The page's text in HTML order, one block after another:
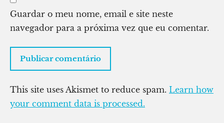
Guardar o meu nome, email e site neste
navegador para a próxima vez que eu comentar.
This site uses Akismet to reduce spam. Learn how
your comment data is processed.